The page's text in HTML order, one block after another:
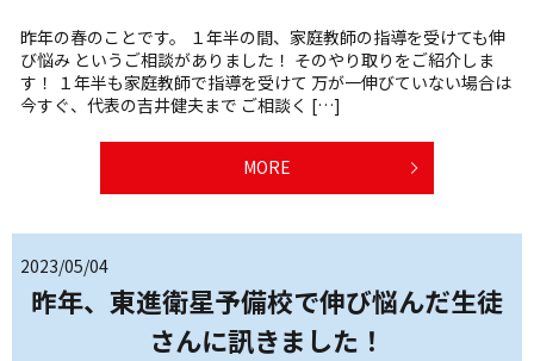
昨年の春のことです。 １年半の間、家庭教師の指導を受けても伸
び悩み というご相談がありました！ そのやり取りをご紹介しま
す！ １年半も家庭教師で指導を受けて 万が一伸びていない場合は
今すぐ、代表の吉井健夫まで ご相談く […]
MORE
2023/05/04
昨年、東進衛星予備校で伸び悩んだ生徒
さんに訊きました！